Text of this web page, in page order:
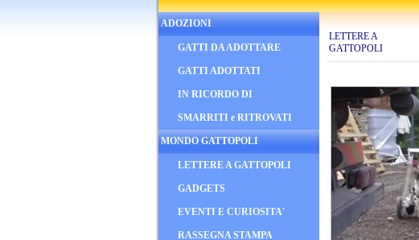
ADOZIONI
GATTI DA ADOTTARE
GATTI ADOTTATI
IN RICORDO DI
SMARRITI e RITROVATI
MONDO GATTOPOLI
LETTERE A GATTOPOLI
GADGETS
EVENTI E CURIOSITA'
RASSEGNA STAMPA
LETTERE A
GATTOPOLI